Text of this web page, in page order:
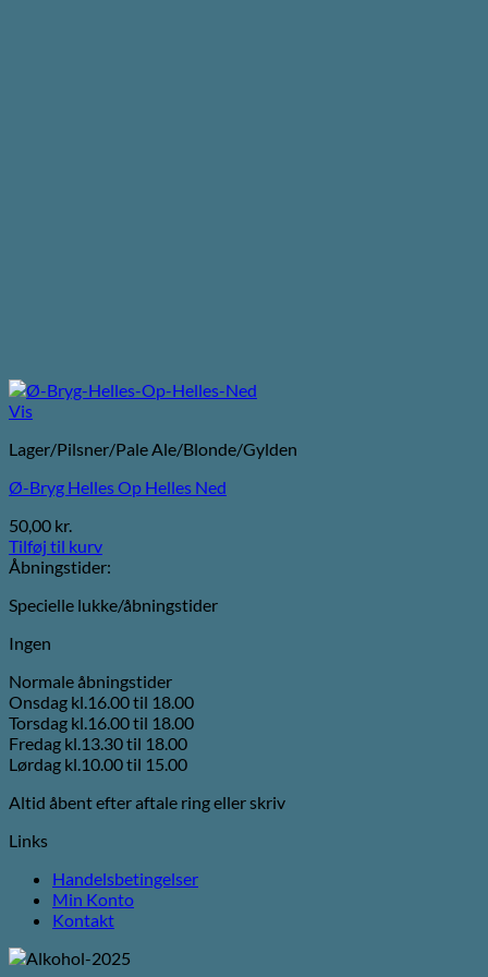
Vis
Lager/Pilsner/Pale Ale/Blonde/Gylden
Ø-Bryg Helles Op Helles Ned
50,00 kr.
Tilføj til kurv
Åbningstider:
Specielle lukke/åbningstider
Ingen
Normale åbningstider
Onsdag kl.16.00 til 18.00
Torsdag kl.16.00 til 18.00
Fredag kl.13.30 til 18.00
Lørdag kl.10.00 til 15.00
Altid åbent efter aftale ring eller skriv
Links
Handelsbetingelser
Min Konto
Kontakt